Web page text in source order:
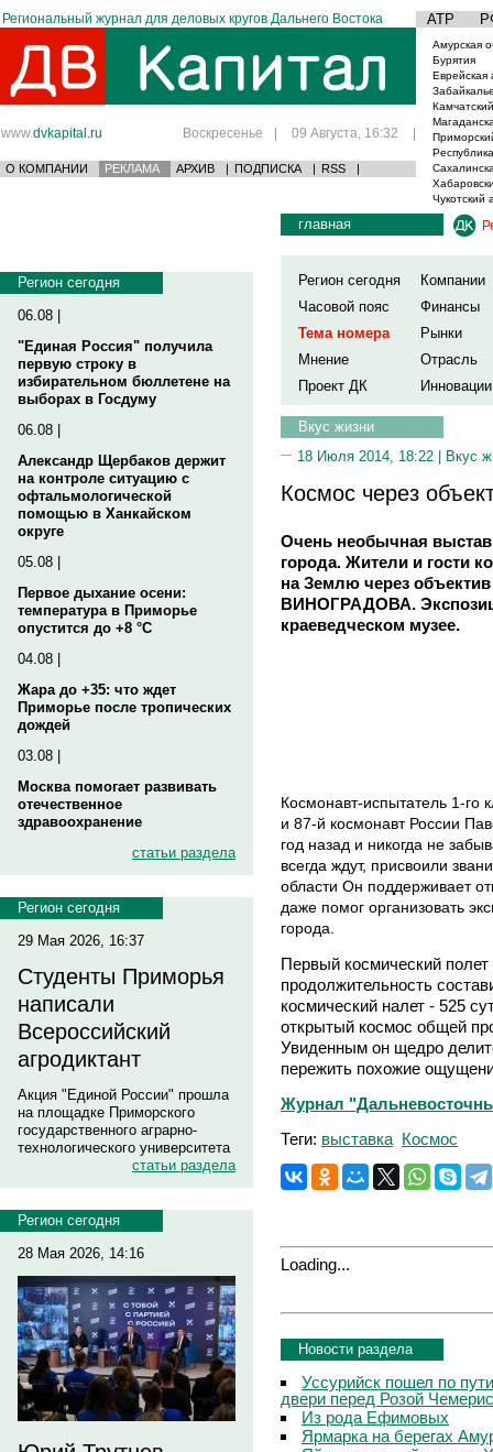
Региональный журнал для деловых кругов Дальнего Востока АТР
www.dvkapital.ru Воскресенье | 09 Августа, 16:32 |
О КОМПАНИИ РЕКЛАМА АРХИВ | ПОДПИСКА | RSS |
Амурская
Бурятия
Еврейская
Чукотский
Регион сегодня
06.08 |
"Единая Россия" получила
первую строку в
избирательном бюллетене на
выборах в Госдуму
06.08 |
Александр Щербаков держит
на контроле ситуацию с
офтальмологической
помощью в Ханкайском
округе
05.08 |
Первое дыхание осени:
температура в Приморье
опустится до +8 °C
04.08 |
Жара до +35: что ждет
Приморье после тропических
дождей
03.08 |
Москва помогает развивать
отечественное
здравоохранение
статьи раздела
Регион сегодня
29 Мая 2026, 16:37
Студенты Приморья
написали
Всероссийский
агродиктант
Акция "Единой России" прошла
на площадке Приморского
государственного аграрно-
технологического университета
статьи раздела
Регион сегодня
28 Мая 2026, 14:16
главная
Регион сегодня
Компании
Часовой пояс
Финансы
Тема номера
Рынки
Мнение
Отрасль
Проект ДК
Инновации
Вкус жизни
18 Июля 2014, 18:22 | Вкус
Космос через
Очень необычная
города. Жители и гости
на Землю через
ВИНОГРАДОВА.
краеведческом музее.
Космонавт-испытатель 1-го
и 87-й космонавт России
год назад и никогда не
всегда ждут, присвоили
области Он поддерживает
даже помог организовать
города.
Первый космический полет
продолжительность
космический налет - 525
открытый космос общей
Увиденным он щедро
пережить похожие
Журнал
Теги: выставка Космос
Loading...
Новости раздела
Уссурийск пошел по
двери перед Розой Чемерис
Из рода Ефимовых
Ярмарка на берегах